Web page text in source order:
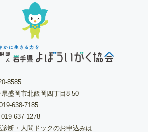
8585
県盛岡市北飯岡四丁目8-50
019-638-7185
637-1278
診断・人間ドックのお申込みは